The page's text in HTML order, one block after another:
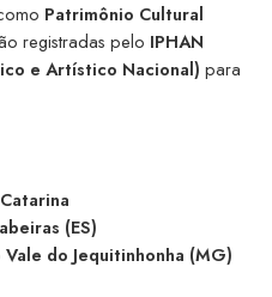
Patrimônio Cultural
registradas pelo IPHAN
e Artístico Nacional) para
(ES)
do Jequitinhonha (MG)